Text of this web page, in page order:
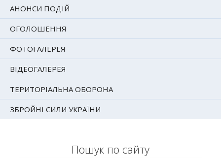
АНОНСИ ПОДІЙ
ОГОЛОШЕННЯ
ФОТОГАЛЕРЕЯ
ВІДЕОГАЛЕРЕЯ
ТЕРИТОРІАЛЬНА ОБОРОНА
ЗБРОЙНІ СИЛИ УКРАЇНИ
Пошук по сайту